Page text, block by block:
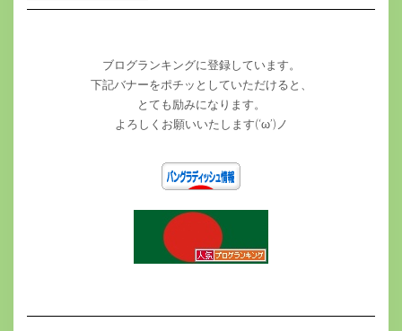
ブログランキングに登録しています。
下記バナーをポチッとしていただけると、
とても励みになります。
よろしくお願いいたします(‘ω’)ノ